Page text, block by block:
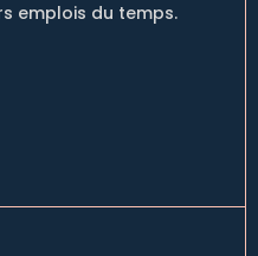
emplois du temps.